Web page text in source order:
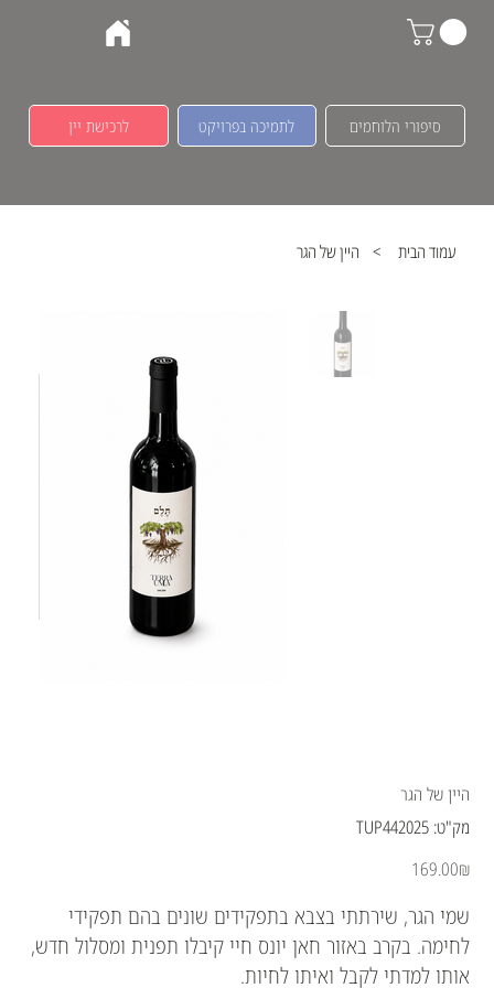
לרכישת יין לתמיכה בפרויקט סיפורי הלוחמים
עמוד הבית > היין של הגר
היין של הגר
מק"ט:
מק"ט
TUP442025
TUP442025
מחיר ‏169.00 ‏₪
שמי הגר, שירתתי בצבא בתפקידים שונים בהם תפקידי
לחימה. בקרב באזור חאן יונס חיי קיבלו תפנית ומסלול חדש,
אותו למדתי לקבל ואיתו לחיות.